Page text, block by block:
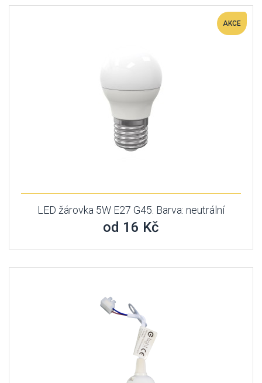
AKCE
LED žárovka 5W E27 G45. Barva: neutrální
od 16 Kč